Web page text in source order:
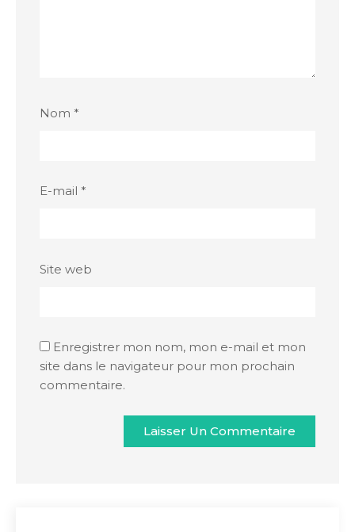
Nom *
E-mail *
Site web
Enregistrer mon nom, mon e-mail et mon
site dans le navigateur pour mon prochain
commentaire.